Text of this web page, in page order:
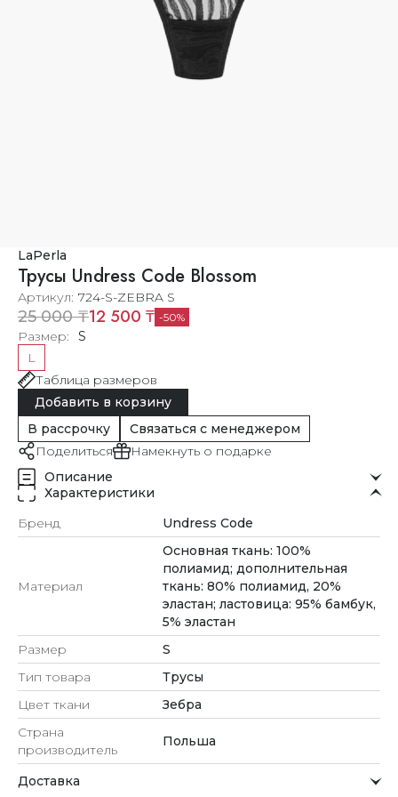
LaPerla
Трусы Undress Code Blossom
Артикул 724-S-ZEBRA S
25 000 ₸12 500 ₸ 50
Размер
S
L
Таблица размеров
Добавить в корзину
В рассрочку
Связаться с менеджером
Поделиться
Намекнуть о подарке
Описание
Характеристики
Бренд
Undress Code
Материал
Основная ткань: 100%
полиамид; дополнительная
ткань: 80% полиамид, 20%
эластан; ластовица: 95% бамбук,
5% эластан
Размер
S
Тип товара
Трусы
Цвет ткани
Зебра
Страна
производитель
Польша
Доставка